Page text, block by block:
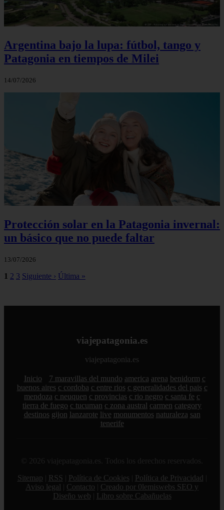
Argentina bajo la lupa: fútbol, tango y
Patagonia en tiempos de Milei
14/07/2026
Protección solar en la Patagonia invernal:
un básico que no puede faltar
13/07/2026
1 2 3 Siguiente › Última »
viajepatagonia.es
viajepatagonia.es
Inicio 7 maravillas del mundo america arena benidorm c
buenos aires c cordoba c entre rios c generalidades del pais c
mendoza c neuquen c provincias c rio negro c santa fe c
tierra de fuego c tucuman c zona austral carmen category
destinos gijon lanzarote live monumentos naturaleza san
tenerife
© 2026 viajepatagonia.es. Todos los derechos reservados.
Sitemap
RSS Política de Cookies Política de Privacidad
Aviso legal
Contacto
Creado por 0lemiswebs SEO y
Diseño web
Libro sobre Cabañuelas